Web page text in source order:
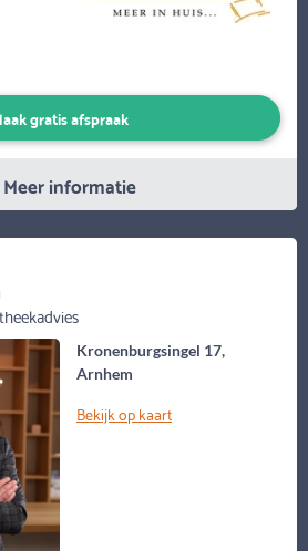
gratis afspraak
informatie
Kronenburgsingel 17,
Arnhem
Bekijk op kaart